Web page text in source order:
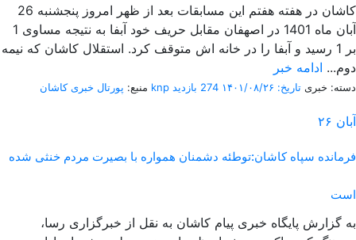
کاشان در هفته هفتم این مسابقات بعد از ظهر امروز پنجشنبه 26
آبان ماه 1401 در اصهفان مقابل حریف خود آبفا به نتیجه مساوی 1
بر 1 رسید و آبفا را در خانه اش متوقف کرد. استقلال کاشان که نیمه
دوم... ادامه خبر
منبع: پورتال خبری كاشان knp دسته: خبری تاریخ: ۱۴۰۱/۰۸/۲۶ 274 بازدید
۲۶ آبان
فرمانده سپاه کاشان:توطئه دشمنان همواره با بصیرت مردم خنثی شده
است
به گزارش پایگاه خبری پیام کاشان به نقل از خبرگزاری رسا،